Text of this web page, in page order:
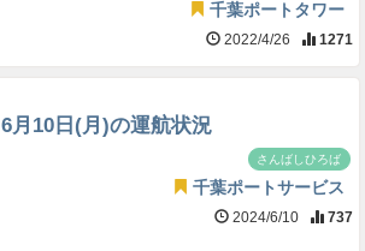
千葉ポートタワー
2022/4/26 1271
6月10日(月)の運航状況
さんばしひろば
千葉ポートサービス
2024/6/10 737